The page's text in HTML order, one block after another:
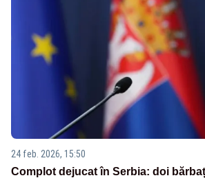
24 feb. 2026, 15:50
Complot dejucat în Serbia: doi